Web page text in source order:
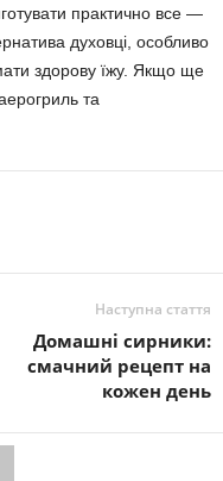
практично все —
духовці, особливо
здорову їжу. Якщо ще
та
Наступна стаття
Домашні сирники:
смачний рецепт на
кожен день